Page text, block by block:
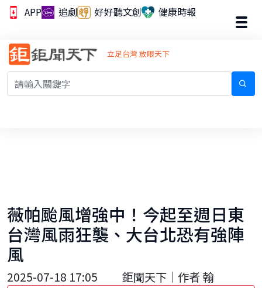
APP 追劇 好好聽文創 健康時報
立足台灣 放眼天下
薇帕颱風增強中！今起至週日東
台灣風雨狂襲、大台北恐有強陣
風
2025-07-18 17:05 鉅聞天下｜作者 翰